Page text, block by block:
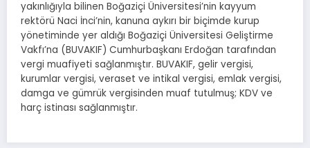
yakınlığıyla bilinen Boğaziçi Üniversitesi’nin kayyum
rektörü Naci İnci’nin, kanuna aykırı bir biçimde kurup
yönetiminde yer aldığı Boğaziçi Üniversitesi Geliştirme
Vakfı’na (BUVAKIF) Cumhurbaşkanı Erdoğan tarafından
vergi muafiyeti sağlanmıştır. BUVAKIF, gelir vergisi,
kurumlar vergisi, veraset ve intikal vergisi, emlak vergisi,
damga ve gümrük vergisinden muaf tutulmuş; KDV ve
harç istinası sağlanmıştır.